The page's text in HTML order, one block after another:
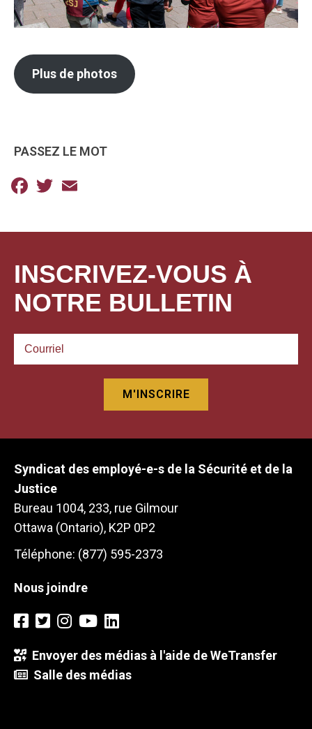
Plus de photos
PASSEZ LE MOT
Facebook
Twitter
INSCRIVEZ-VOUS À
NOTRE BULLETIN
Syndicat des employé-e-s de la Sécurité et de la
Justice
Bureau 1004, 233, rue Gilmour
Ottawa (Ontario), K2P 0P2
Téléphone: (877) 595-2373
Nous joindre
Envoyer des médias à l'aide de WeTransfer
Salle des médias